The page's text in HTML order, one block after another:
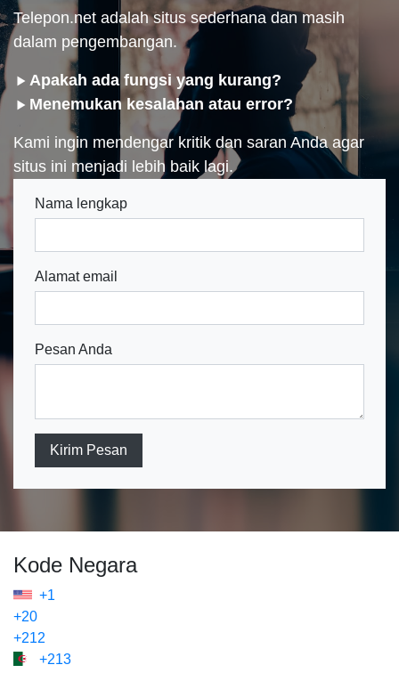
Telepon.net adalah situs sederhana dan masih
dalam pengembangan.
Apakah ada fungsi yang kurang?
Menemukan kesalahan atau error?
Kami ingin mendengar kritik dan saran Anda agar
situs ini menjadi lebih baik lagi.
Nama lengkap
Alamat email
Pesan Anda
Kirim Pesan
Kode Negara
+1
+20
+212
+213